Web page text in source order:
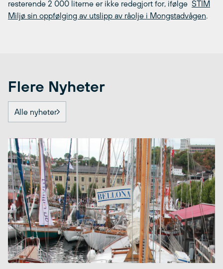
resterende 2 000 literne er ikke redegjort for, ifølge STIM
Miljø sin oppfølging av utslipp av råolje i Mongstadvågen.
Flere Nyheter
Alle nyheter